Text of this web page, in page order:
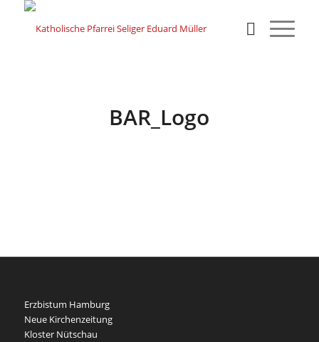
BAR_Logo
Erzbistum Hamburg
Neue Kirchenzeitung
Kloster Nütschau